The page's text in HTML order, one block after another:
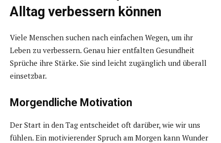
Alltag verbessern können
Viele Menschen suchen nach einfachen Wegen, um ihr
Leben zu verbessern. Genau hier entfalten Gesundheit
Sprüche ihre Stärke. Sie sind leicht zugänglich und überall
einsetzbar.
Morgendliche Motivation
Der Start in den Tag entscheidet oft darüber, wie wir uns
fühlen. Ein motivierender Spruch am Morgen kann Wunder